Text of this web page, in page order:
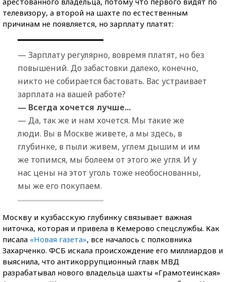
телевизору, а второй на шахте по естественным
причинам не появляется, но зарплату платят:
— Зарплату регулярно, вовремя платят, но без
повышений. До забастовки далеко, конечно,
никто не собирается бастовать. Вас устраивает
зарплата на вашей работе?
— Всегда хочется лучше...
— Да, так же и нам хочется. Мы такие же
люди. Вы в Москве живете, а мы здесь, в
глубинке, в пыли живем, углем дышим и им
же топимся, мы болеем от этого же угля. И у
нас цены на этот уголь тоже необоснованны,
мы же его покупаем.
Москву и кузбасскую глубинку связывает важная
ниточка, которая и привела в Кемерово спецслужбы. Как
писала «Новая газета», все началось с полковника
Захарченко. ФСБ искала происхождение его миллиардов и
выяснила, что антикоррупционный главк МВД
разрабатывал нового владельца шахты «Грамотеинская»